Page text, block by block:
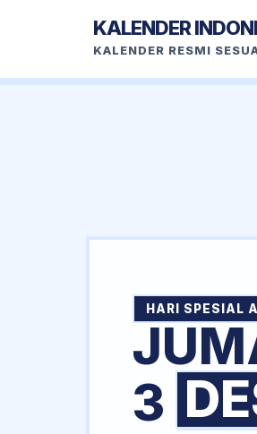
KALENDER
KALENDER RESMI
HARI SPESIAL
3